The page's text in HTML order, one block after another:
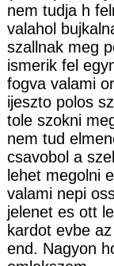
nem tudja h
valahol
szallnak meg
ismerik fel
fogva valami
ijeszto polos
tole szokni
nem tud
csavobol a
lehet megolni
valami nepi
jelenet es ott
kardot evbe
end. Nagyon